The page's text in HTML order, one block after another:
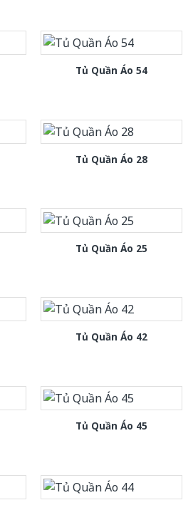
Tủ Quần Áo 54
Tủ Quần Áo 28
Tủ Quần Áo 25
Tủ Quần Áo 42
Tủ Quần Áo 45